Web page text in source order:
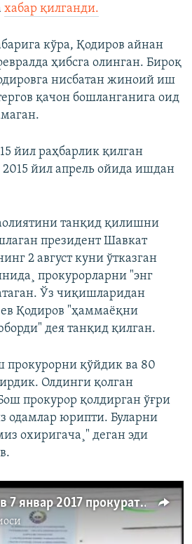
хабар қилганди.
кўра, Қодиров айнан
ҳибсга олинган. Бироқ
нисбатан жиноий иш
қачон бошланганига оид
йил раҳбарлик қилган
йил апрель ойида ишдан
танқид қилишни
президент Шавкат
2 август куни ўтказган
прокурорларни "энг
Ўз чиқишларидан
Қодиров "ҳаммаёқни
дея танқид қилган.
прокурорни қўйдик ва 80
Олдинги қолган
прокурор қолдирган ўғри
одамлар юрипти. Буларни
охиригача¸" деган эди
Шавкат Мирзиеев 7 январ 2017 прокуратура ходимлари олдиди чиқиши